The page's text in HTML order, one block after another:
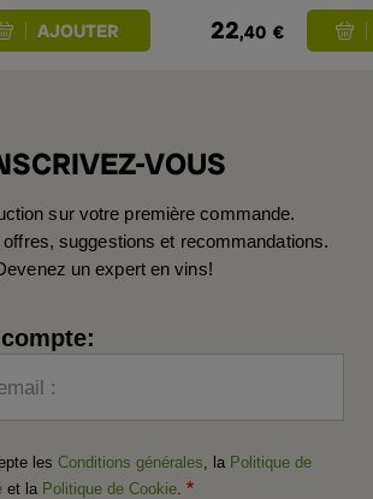
22,40 €
VOUS
sur votre première commande.
suggestions et recommandations.
un expert en vins!
:
les Conditions générales , la Politique de
et la Politique de Cookie